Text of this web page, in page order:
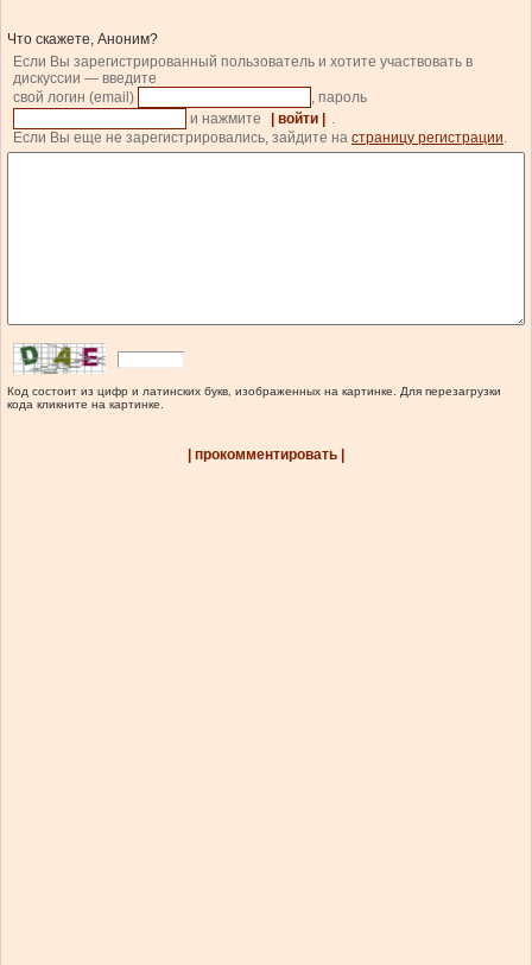
Что скажете, Аноним?
Если Вы зарегистрированный пользователь и хотите участвовать в
дискуссии — введите
свой логин (email)
, пароль
и нажмите
| войти |
.
Если Вы еще не зарегистрировались, зайдите на страницу регистрации.
Код состоит из цифр и латинских букв, изображенных на картинке. Для перезагрузки
кода кликните на картинке.
| прокомментировать |